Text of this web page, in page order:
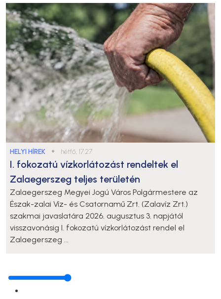
HELYI HÍREK ● hétfő, 17:27
I. fokozatú vízkorlátozást rendeltek el
Zalaegerszeg teljes területén
Zalaegerszeg Megyei Jogú Város Polgármestere az
Észak-zalai Víz- és Csatornamű Zrt. (Zalavíz Zrt.)
szakmai javaslatára 2026. augusztus 3. napjától
visszavonásig I. fokozatú vízkorlátozást rendel el
Zalaegerszeg ...